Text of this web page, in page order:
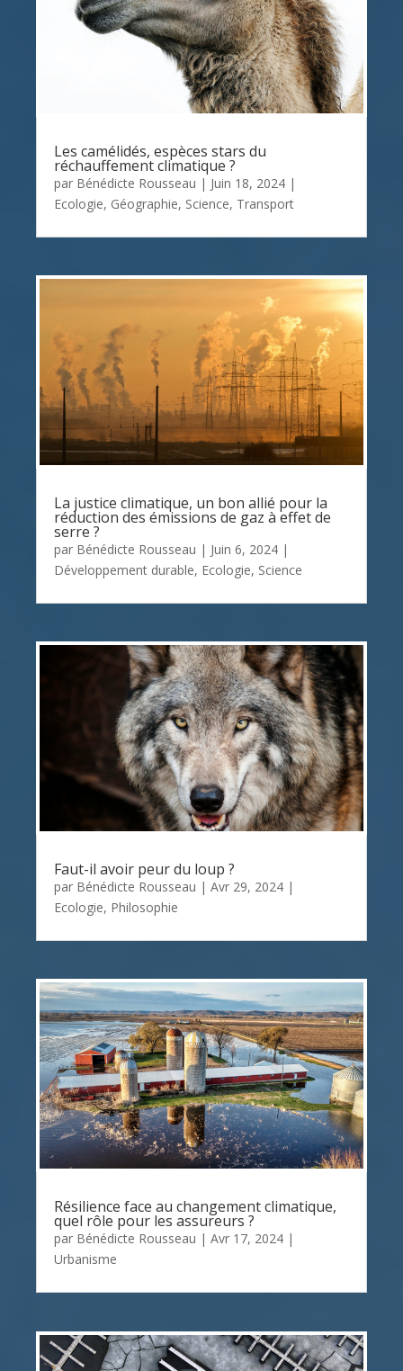
Les camélidés, espèces stars du
réchauffement climatique ?
par Bénédicte Rousseau | Juin 18, 2024 |
Ecologie, Géographie, Science, Transport
La justice climatique, un bon allié pour la
réduction des émissions de gaz à effet de
serre ?
par Bénédicte Rousseau | Juin 6, 2024 |
Développement durable, Ecologie, Science
Faut-il avoir peur du loup ?
par Bénédicte Rousseau | Avr 29, 2024 |
Ecologie, Philosophie
Résilience face au changement climatique,
quel rôle pour les assureurs ?
par Bénédicte Rousseau | Avr 17, 2024 |
Urbanisme